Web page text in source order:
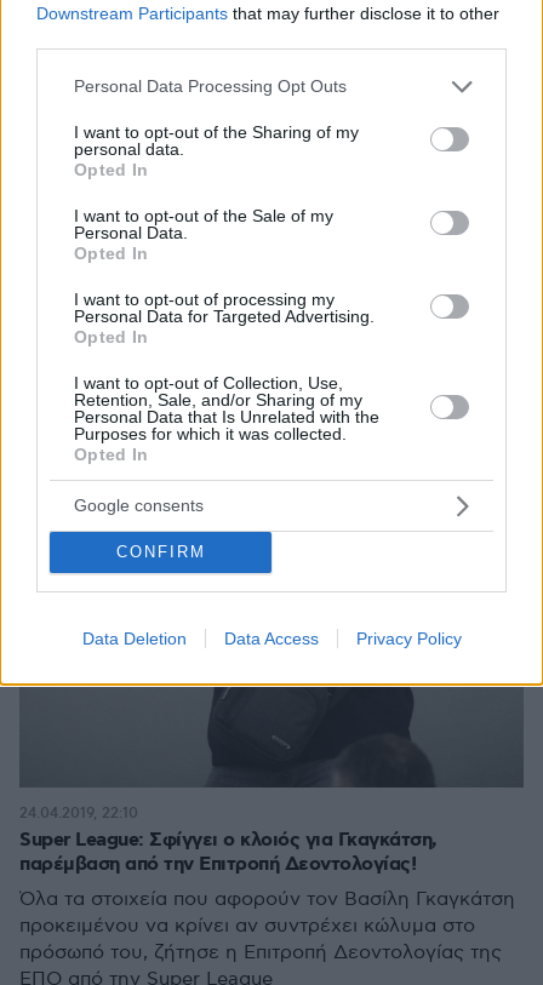
Downstream Participants that may further disclose it to other
Please note that this website/app uses one or more Google
not limited to your visit or usage behaviour. You may click to
grant or deny consent to Google and its third-party tags to
use your data for below specified purposes in below Google
consent section.
Personal Data Processing Opt Outs
I want to opt-out of the Sharing of my
personal data.
Opted In
I want to opt-out of the Sale of my
Personal Data.
Opted In
I want to opt-out of processing my
Personal Data for Targeted Advertising.
Opted In
I want to opt-out of Collection, Use,
Retention, Sale, and/or Sharing of my
Personal Data that Is Unrelated with the
Purposes for which it was collected.
Opted In
Google consents
CONFIRM
Data Deletion Data Access Privacy Policy
Τέλος από την Super League ο Γκαγκάτσης!
Ο Βασίλης Γκαγκάτσης απομακρύνεται από τη θέση
League αφού κηρύχθηκε έκπτωτος
Super League: Σφίγγει ο κλοιός για Γκαγκάτση,
παρέμβαση από την Επιτροπή Δεοντολογίας!
Όλα τα στοιχεία που αφορούν τον Βασίλη Γκαγκάτση
προκειμένου να κρίνει αν συντρέχει κώλυμα στο
πρόσωπό του, ζήτησε η Επιτροπή Δεοντολογίας της
ΕΠΟ από την Super League
24.04.2019, 22:10